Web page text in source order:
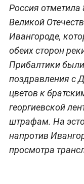
Россия
Великой
Ивангороде,
обеих сторон
Прибалтики
поздравления с
цветов к
георгиевской
штрафам. На
напротив
просмотра